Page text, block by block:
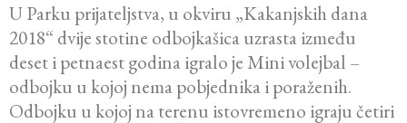
U Parku prijateljstva, u okviru „Kakanjskih dana
2018“ dvije stotine odbojkašica uzrasta između
deset i petnaest godina igralo je Mini volejbal –
odbojku u kojoj nema pobjednika i poraženih.
Odbojku u kojoj na terenu istovremeno igraju četiri